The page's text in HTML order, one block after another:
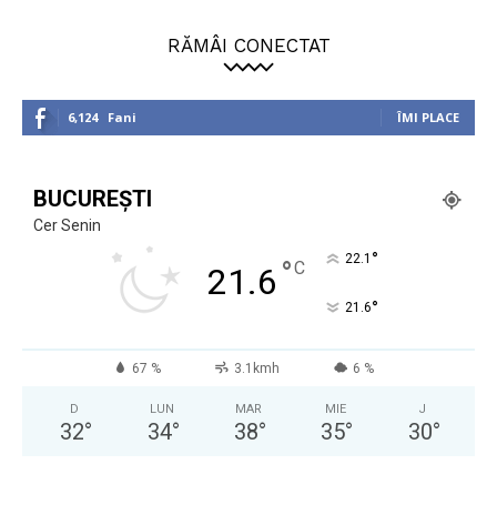
RĂMÂI CONECTAT
6,124 Fani ÎMI PLACE
BUCUREȘTI
Cer Senin
21.6 °C 22.1 °
21.6°
67 % 3.1kmh 6 %
D
32°
LUN
34°
MAR
38°
MIE
35°
J
30°